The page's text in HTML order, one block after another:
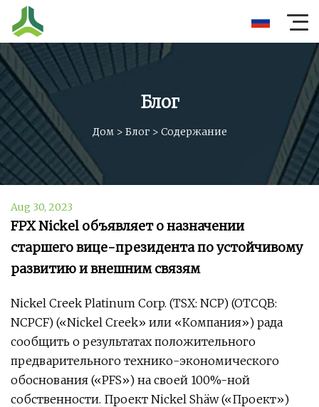
Блог
Дом > Блог> Содержание
Aug 30, 2023
FPX Nickel объявляет о назначении
старшего вице-президента по устойчивому
развитию и внешним связям
Nickel Creek Platinum Corp. (TSX: NCP) (OTCQB:
NCPCF) («Nickel Creek» или «Компания») рада
сообщить о результатах положительного
предварительного технико-экономического
обоснования («PFS») на своей 100%-ной
собственности. Проект Nickel Shäw («Проект»)